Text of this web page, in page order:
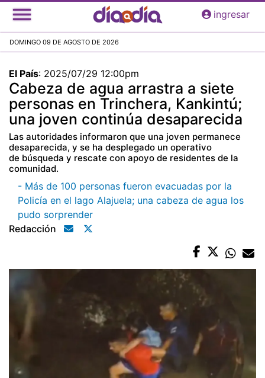
Pasar
al
principal
ingresar
DOMINGO 09 DE AGOSTO DE 2026
El País: 2025/07/29 12:00pm
Cabeza de agua arrastra a siete
personas en Trinchera, Kankintú;
una joven continúa desaparecida
Las autoridades informaron que una joven permanece
desaparecida, y se ha desplegado un operativo
de búsqueda y rescate con apoyo de residentes de la
comunidad.
- Más de 100 personas fueron evacuadas por la
Policía en el lago Alajuela; una cabeza de agua los
pudo sorprender
Redacción